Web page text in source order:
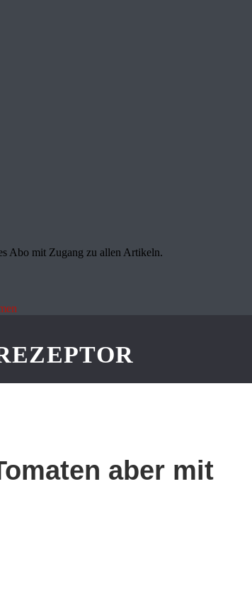
Abo mit Zugang zu allen Artikeln.
aber mit